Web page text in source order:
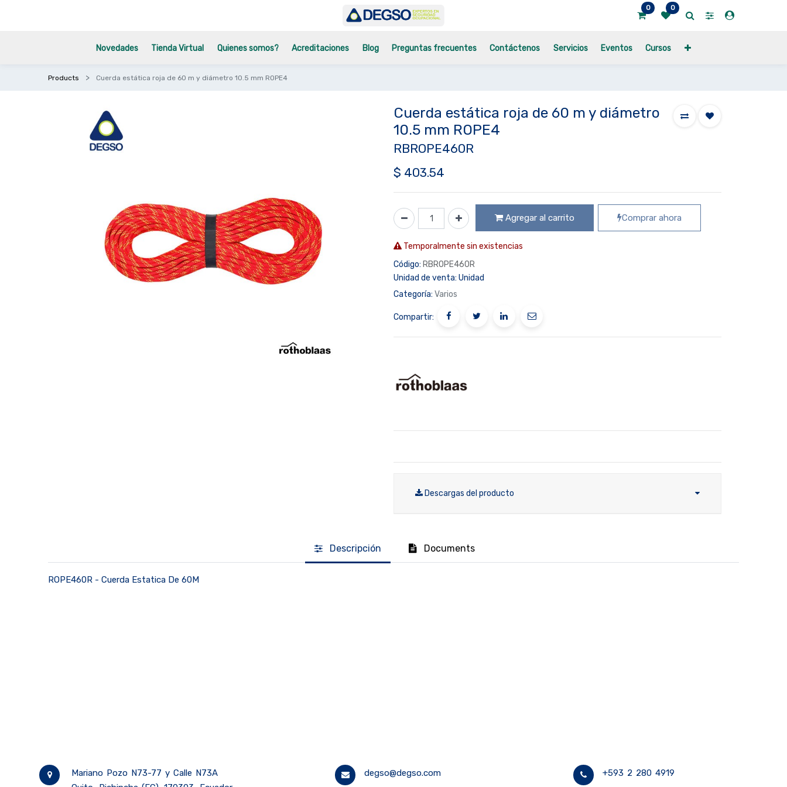
0 0
Novedades Tienda Virtual Quienes somos? Acreditaciones Blog Preguntas frecuentes Contáctenos Servicios Eventos Cursos
Products Cuerda estática roja de 60 m y diámetro 10.5 mm ROPE4
Cuerda estática roja de 60 m y diámetro
10.5 mm ROPE4
RBROPE460R
$ 403.54
Agregar al carrito Comprar ahora
Temporalmente sin existencias
Código: RBROPE460R
Unidad de venta: Unidad
Categoría: Varios
Compartir:
Descargas del producto
Descripción Documents
ROPE460R - Cuerda Estatica De 60M
Mariano Pozo N73-77 y Calle N73A
degso@degso.com +593 2 280 4919